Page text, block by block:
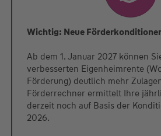
Wichtig: Neue
Ab dem 1. Januar 2027 können
verbesserten Eigenheimrente
Förderung) deutlich mehr
Förderrechner ermittelt Ihre
derzeit noch auf Basis der
2026.